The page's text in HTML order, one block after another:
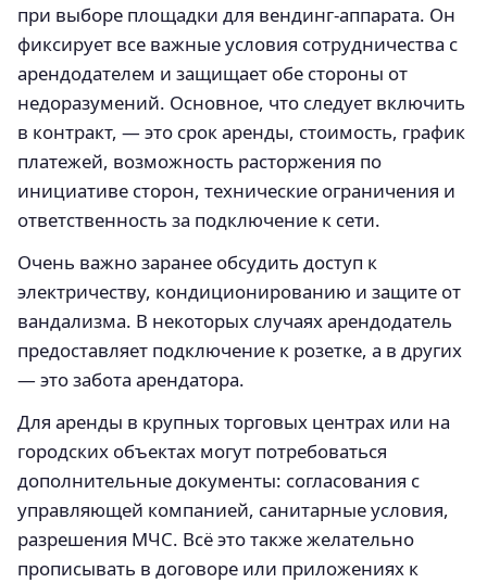
при выборе площадки для вендинг-аппарата. Он
фиксирует все важные условия сотрудничества с
арендодателем и защищает обе стороны от
недоразумений. Основное, что следует включить
в контракт, — это срок аренды, стоимость, график
платежей, возможность расторжения по
инициативе сторон, технические ограничения и
ответственность за подключение к сети.
Очень важно заранее обсудить доступ к
электричеству, кондиционированию и защите от
вандализма. В некоторых случаях арендодатель
предоставляет подключение к розетке, а в других
— это забота арендатора.
Для аренды в крупных торговых центрах или на
городских объектах могут потребоваться
дополнительные документы: согласования с
управляющей компанией, санитарные условия,
разрешения МЧС. Всё это также желательно
прописывать в договоре или приложениях к